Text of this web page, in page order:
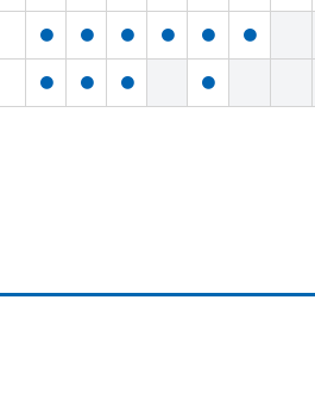
● ● ● ● ● ●
● ● ● ●